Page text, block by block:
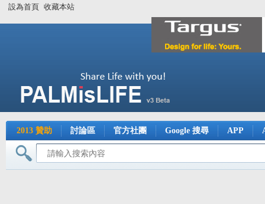
設為首頁 收藏本站
2013 贊助 討論區 官方社團 Google 搜尋 APP